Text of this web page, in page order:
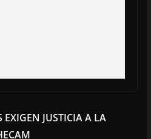
EXIGEN JUSTICIA A LA